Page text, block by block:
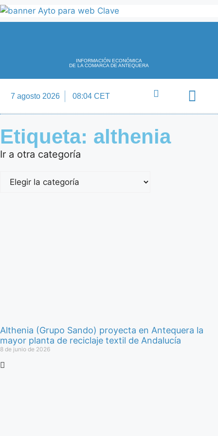
INFORMACIÓN ECONÓMICA
DE LA COMARCA DE ANTEQUERA
7 agosto 2026 08:04 CET
Etiqueta: althenia
Ir a otra categoría
Althenia (Grupo Sando) proyecta en Antequera la
mayor planta de reciclaje textil de Andalucía
8 de junio de 2026